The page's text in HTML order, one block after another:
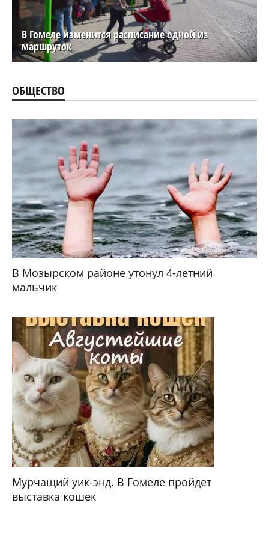
В Гомеле изменится расписание одной из
маршруток
ОБЩЕСТВО
В Мозырском районе утонул 4-летний
мальчик
Мурчащий уик-энд. В Гомеле пройдет
выставка кошек